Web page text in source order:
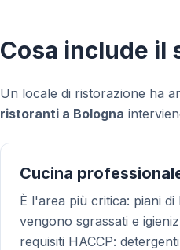
Cosa include il
Un locale di ristorazione ha
ristoranti a Bologna
Cucina
È l'area più critica: piani
vengono sgrassati e
requisiti HACCP: